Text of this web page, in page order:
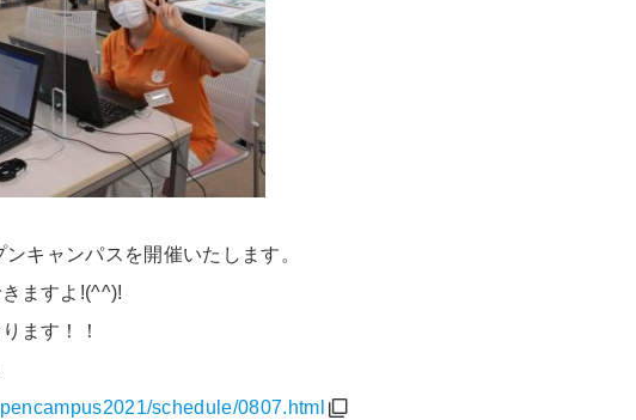
キャンパスを開催いたします。
ますよ!(^^)!
ます！！
schedule/0807.html